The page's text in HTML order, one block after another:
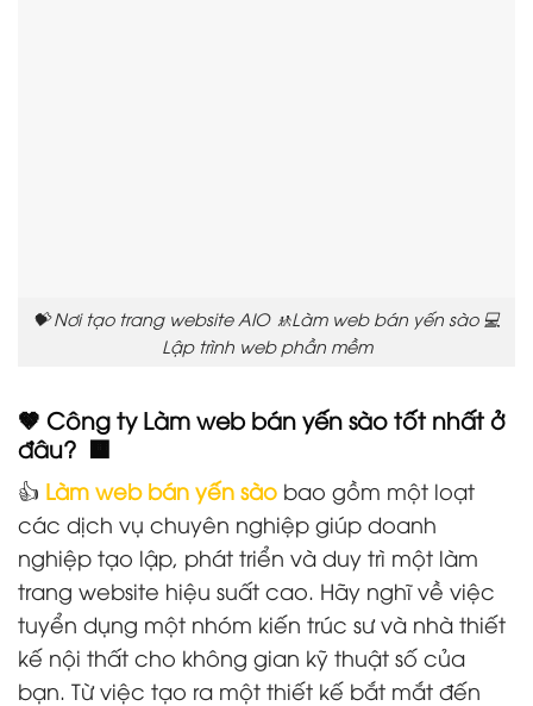
💝 Nơi tạo trang website AIO 🚸Làm web bán yến sào 💻
Lập trình web phần mềm
🤎 Công ty Làm web bán yến sào tốt nhất ở
đâu? 🟧
👍 Làm web bán yến sào bao gồm một loạt
các dịch vụ chuyên nghiệp giúp doanh
nghiệp tạo lập, phát triển và duy trì một làm
trang website hiệu suất cao. Hãy nghĩ về việc
tuyển dụng một nhóm kiến trúc sư và nhà thiết
kế nội thất cho không gian kỹ thuật số của
bạn. Từ việc tạo ra một thiết kế bắt mắt đến